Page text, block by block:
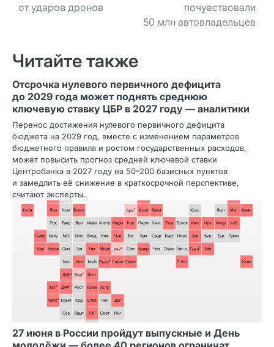
от ударов дронов
почувствовали
50 млн автовладельцев
Читайте также
Отсрочка нулевого первичного дефицита
до 2029 года может поднять среднюю
ключевую ставку ЦБР в 2027 году — аналитики
Перенос достижения нулевого первичного дефицита
бюджета на 2029 год, вместе с изменением параметров
бюджетного правила и ростом государственных расходов,
может повысить прогноз средней ключевой ставки
Центробанка в 2027 году на 50–200 базисных пунктов
и замедлить её снижение в краткосрочной перспективе,
считают эксперты.
27 июня в России пройдут выпускные и День